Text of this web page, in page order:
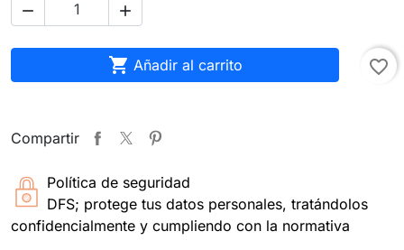
 
 Añadir al carrito favorite_border
Compartir
Política de seguridad
DFS; protege tus datos personales, tratándolos
confidencialmente y cumpliendo con la normativa